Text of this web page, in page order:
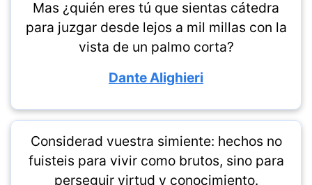
Mas ¿quién eres tú que sientas cátedra
para juzgar desde lejos a mil millas con la
vista de un palmo corta?
Dante Alighieri
Considerad vuestra simiente: hechos no
fuisteis para vivir como brutos, sino para
perseguir virtud y conocimiento.